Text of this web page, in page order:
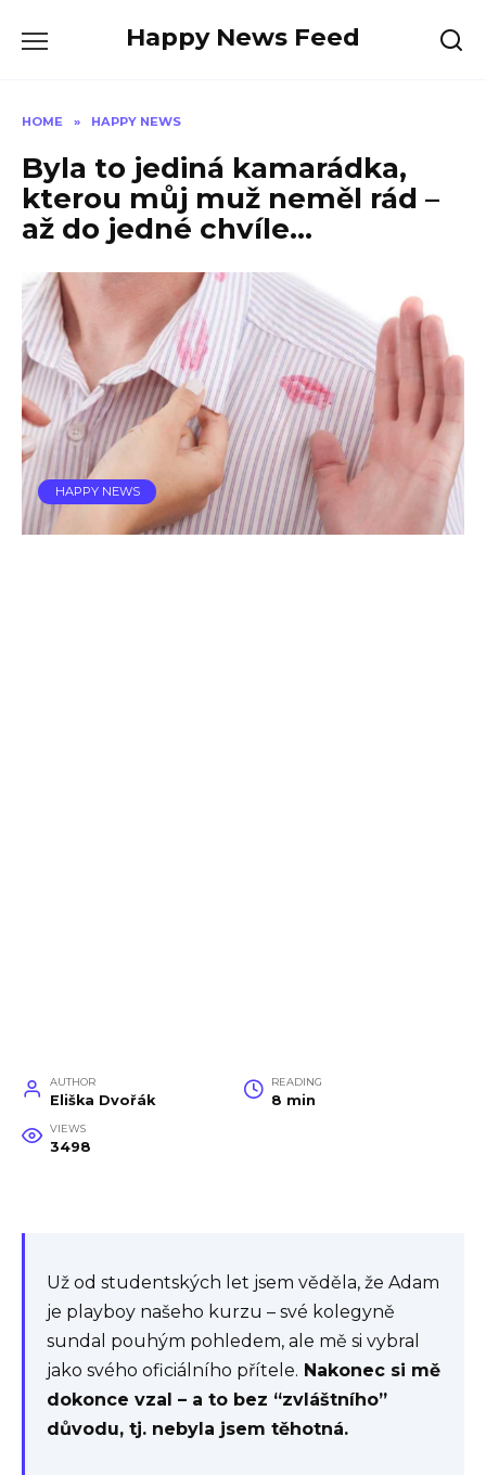
Happy News Feed
HOME » HAPPY NEWS
Byla to jediná kamarádka,
kterou můj muž neměl rád –
až do jedné chvíle…
HAPPY NEWS
AUTHOR
Eliška Dvořák
READING
8 min
VIEWS
3498
Už od studentských let jsem věděla, že Adam
je playboy našeho kurzu – své kolegyně
sundal pouhým pohledem, ale mě si vybral
jako svého oficiálního přítele. Nakonec si mě
dokonce vzal – a to bez “zvláštního”
důvodu, tj. nebyla jsem těhotná.